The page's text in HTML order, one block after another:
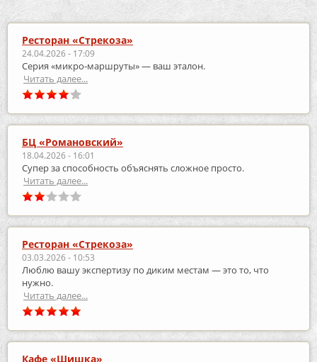
Ресторан «Стрекоза»
24.04.2026 - 17:09
Серия «микро‑маршруты» — ваш эталон.
Читать далее...
БЦ «Романовский»
18.04.2026 - 16:01
Супер за способность объяснять сложное просто.
Читать далее...
Ресторан «Стрекоза»
03.03.2026 - 10:53
Люблю вашу экспертизу по диким местам — это то, что
нужно.
Читать далее...
Кафе «Шишка»